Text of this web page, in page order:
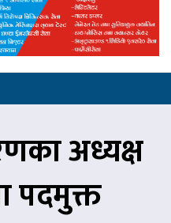
अध्यक्ष
पदमुक्त